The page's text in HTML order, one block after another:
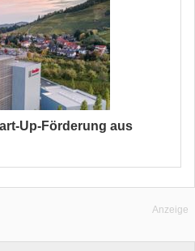
Up-Förderung aus
Anzeige